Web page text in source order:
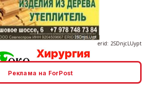
erid: 2SDnjcrDNw6
Реклама на ForPost